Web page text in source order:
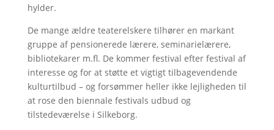
hylder.
De mange ældre teaterelskere tilhører en markant
gruppe af pensionerede lærere, seminarielærere,
bibliotekarer m.fl. De kommer festival efter festival af
interesse og for at støtte et vigtigt tilbagevendende
kulturtilbud – og forsømmer heller ikke lejligheden til
at rose den biennale festivals udbud og
tilstedeværelse i Silkeborg.